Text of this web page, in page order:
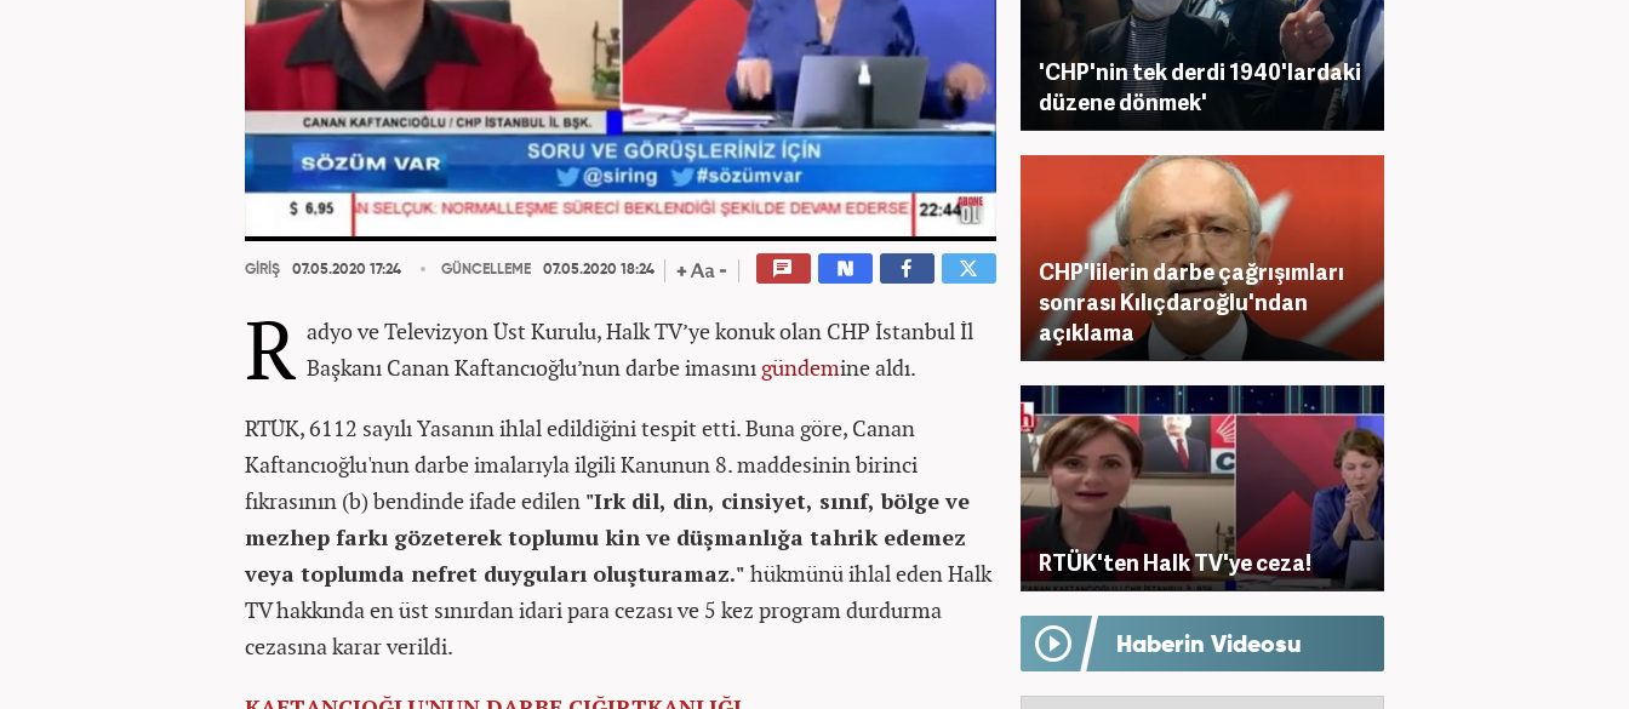
GİRİŞ 07.05.2020 17:24 GÜNCELLEME 07.05.2020 18:24
R adyo ve Televizyon Üst Kurulu, Halk TV’ye konuk olan CHP İstanbul İl
Başkanı Canan Kaftancıoğlu’nun darbe imasını gündemine aldı.
RTÜK, 6112 sayılı Yasanın ihlal edildiğini tespit etti. Buna göre, Canan
Kaftancıoğlu'nun darbe imalarıyla ilgili Kanunun 8. maddesinin birinci
fıkrasının (b) bendinde ifade edilen "Irk dil, din, cinsiyet, sınıf, bölge ve
mezhep farkı gözeterek toplumu kin ve düşmanlığa tahrik edemez
veya toplumda nefret duyguları oluşturamaz." hükmünü ihlal eden Halk
TV hakkında en üst sınırdan idari para cezası ve 5 kez program durdurma
cezasına karar verildi.
'CHP'nin tek derdi 1940'lardaki
düzene dönmek'
CHP'lilerin darbe çağrışımları
sonrası Kılıçdaroğlu'ndan
açıklama
RTÜK'ten Halk TV'ye ceza!
Haberin Videosu